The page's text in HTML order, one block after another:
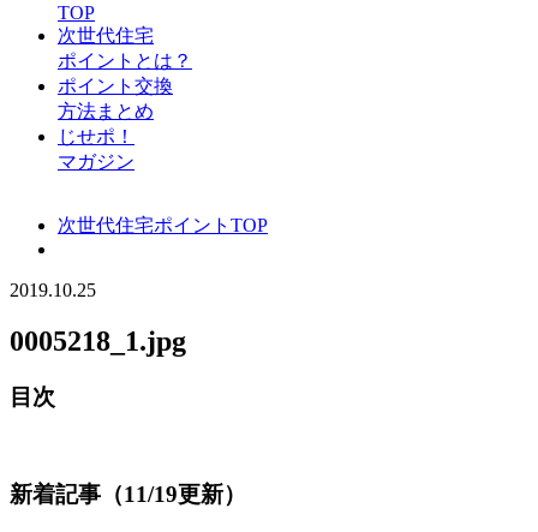
TOP
次世代住宅
ポイントとは？
ポイント交換
方法まとめ
じせポ！
マガジン
次世代住宅ポイントTOP
2019.10.25
0005218_1.jpg
目次
新着記事（11/19更新）